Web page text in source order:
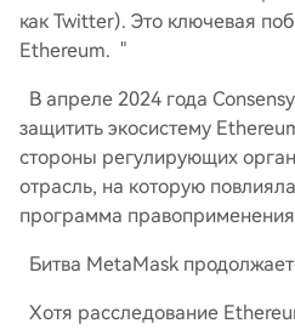
как Twitter). Это ключевая
Ethereum. "
В апреле 2024 года
защитить экосистему
стороны регулирующих
отрасль, на которую
программа правоприменения
Битва MetaMask
Хотя расследование